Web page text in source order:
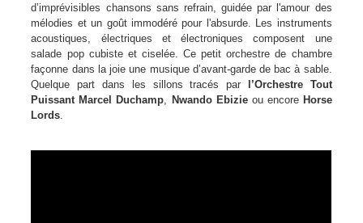
d’imprévisibles chansons sans refrain, guidée par l'amour des
mélodies et un goût immodéré pour l'absurde. Les instruments
acoustiques, électriques et électroniques composent une
salade pop cubiste et ciselée. Ce petit orchestre de chambre
façonne dans la joie une musique d’avant-garde de bac à sable.
Quelque part dans les sillons tracés par l’Orchestre Tout
Puissant Marcel Duchamp
Nwando Ebizieou encore Horse
Lords